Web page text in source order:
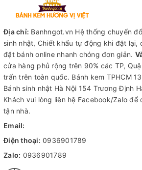
Địa chỉ: Banhngot.vn Hệ thống chuyển
sinh nhật, Chiết khấu tự động khi đặt lại,
đặt bánh online nhanh chóng đơn giản.
cửa hàng phủ rộng trên 90% các TP,
trấn trên toàn quốc. Bánh kem TPHCM
Bánh sinh nhật Hà Nội 154 Trương Định
Khách vui lòng liên hệ Facebook/Zalo để
tận nhà.
Email:
Điện thoại: 0936901789
Zalo: 0936901789